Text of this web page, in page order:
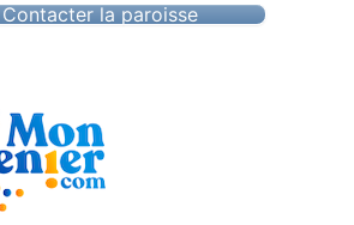
Contacter la paroisse